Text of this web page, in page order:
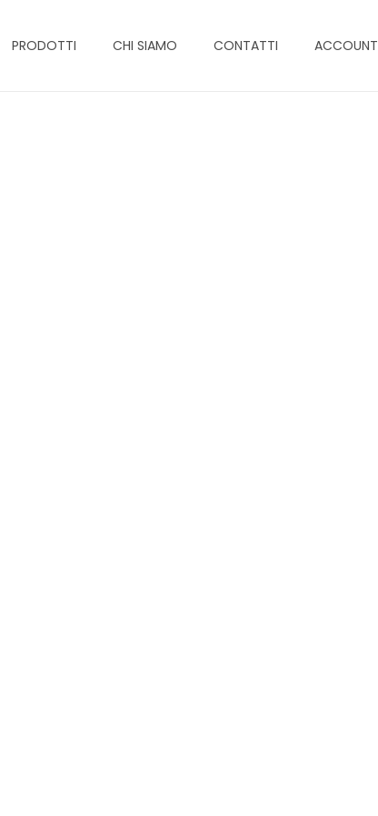
PRODOTTI CHI SIAMO CONTATTI ACCOUNT